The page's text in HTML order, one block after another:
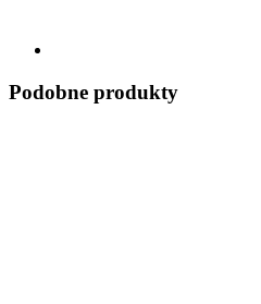
Podobne produkty